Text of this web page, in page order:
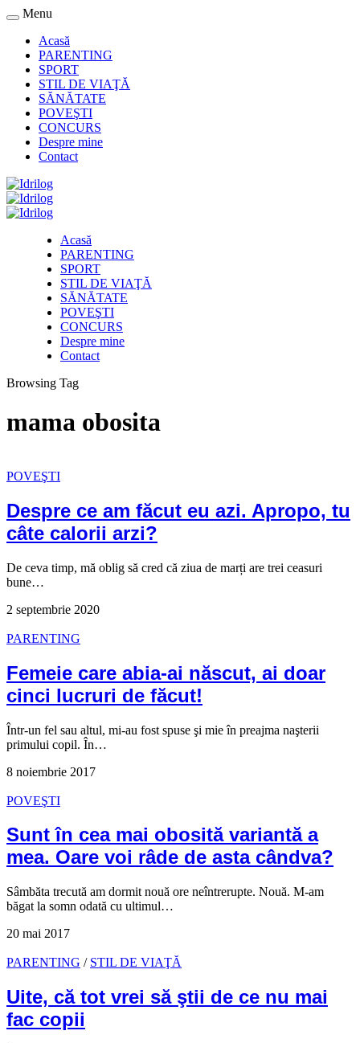
Menu
Acasă
PARENTING
SPORT
STIL DE VIAŢĂ
SĂNĂTATE
POVEŞTI
CONCURS
Despre mine
Contact
Acasă
PARENTING
SPORT
STIL DE VIAŢĂ
SĂNĂTATE
POVEŞTI
CONCURS
Despre mine
Contact
Browsing Tag
mama obosita
POVEŞTI
Despre ce am făcut eu azi. Apropo, tu
câte calorii arzi?
De ceva timp, mă oblig să cred că ziua de marți are trei ceasuri
bune…
2 septembrie 2020
PARENTING
Femeie care abia-ai născut, ai doar
cinci lucruri de făcut!
Într-un fel sau altul, mi-au fost spuse şi mie în preajma naşterii
primului copil. În…
8 noiembrie 2017
POVEŞTI
Sunt în cea mai obosită variantă a
mea. Oare voi râde de asta cândva?
Sâmbăta trecută am dormit nouă ore neîntrerupte. Nouă. M-am
băgat la somn odată cu ultimul…
20 mai 2017
PARENTING / STIL DE VIAŢĂ
Uite, că tot vrei să ştii de ce nu mai
fac copii